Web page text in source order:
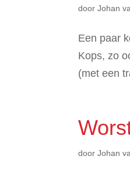
doorJohan
Een paar
Kops, zo
(met een
doorJohan